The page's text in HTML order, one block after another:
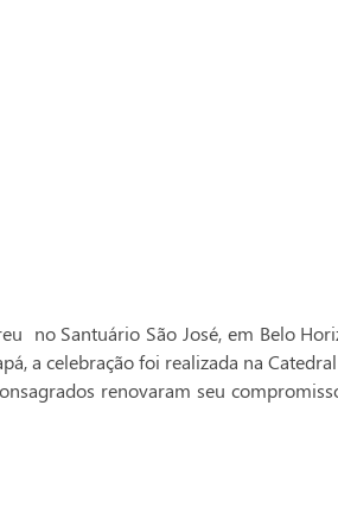
no Santuário São José, em Belo
a celebração foi realizada na
renovaram seu